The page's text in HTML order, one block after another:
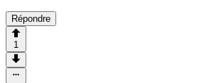
Répondre
1